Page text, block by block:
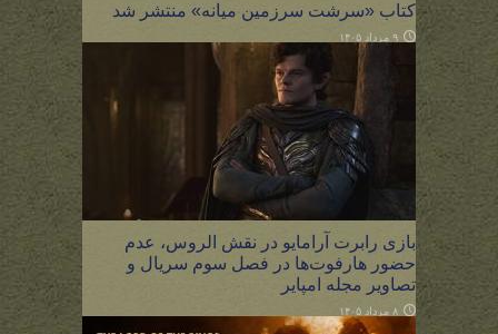
کتاب «سرشت سرزمین میانه» منتشر شد
۹ مرداد ۱۴۰۵
بازی رابرت آرامایو در نقش الروس، عدم
حضور هارفوت‌ها در فصل سوم سریال و
تصاویر مجله امپایر
۸ مرداد ۱۴۰۵